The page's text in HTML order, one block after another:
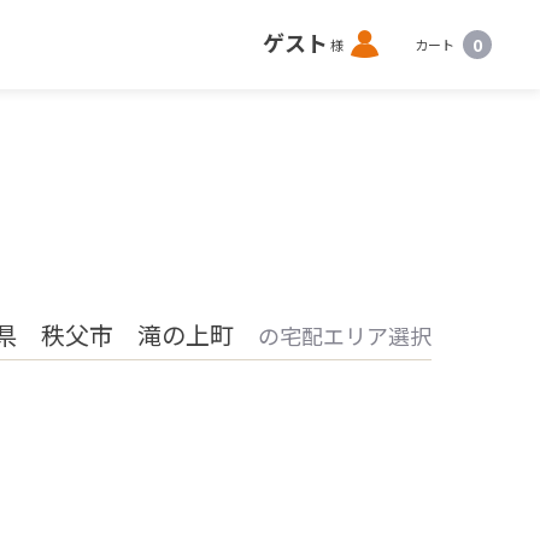
ゲスト 様 ロ
グ
カート 0
秩父市 滝の上町 の宅配エリア選択